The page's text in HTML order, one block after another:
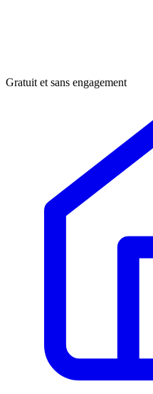
Gratuit et sans engagement